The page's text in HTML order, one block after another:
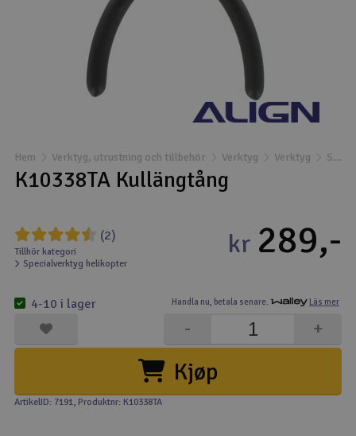
Bilbana
Drönare
Drönare för FPV
Flygplan
Helikopter
Kamerautrustning
Modellbygg- och byggsatser
Modelljärnväg
Hem Verktyg, utrustning och tillbehör Verktyg Verktyg Specialverktyg helikopter
K10338TA Kullängtång
(2)
Tillhör kategori
Specialverktyg helikopter
Handla nu, betala senare. Läs mer
kr 289,-
Kjøp
+
-
4-10 i lager
ArtikelID: 7191, Produktnr: K10338TA